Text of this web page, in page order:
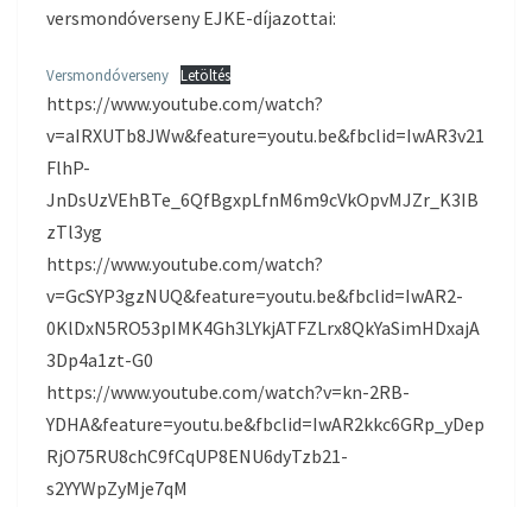
versmondóverseny EJKE-díjazottai:
Versmondóverseny Letöltés
https://www.youtube.com/watch?
v=aIRXUTb8JWw&feature=youtu.be&fbclid=IwAR3v21
FlhP-
JnDsUzVEhBTe_6QfBgxpLfnM6m9cVkOpvMJZr_K3IB
zTl3yg
https://www.youtube.com/watch?
v=GcSYP3gzNUQ&feature=youtu.be&fbclid=IwAR2-
0KlDxN5RO53pIMK4Gh3LYkjATFZLrx8QkYaSimHDxajA
3Dp4a1zt-G0
https://www.youtube.com/watch?v=kn-2RB-
YDHA&feature=youtu.be&fbclid=IwAR2kkc6GRp_yDep
RjO75RU8chC9fCqUP8ENU6dyTzb21-
s2YYWpZyMje7qM